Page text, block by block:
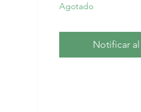
Agotado
Notificar